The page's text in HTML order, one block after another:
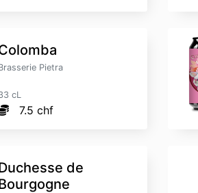
Pietra
cL
7.5 chf
de